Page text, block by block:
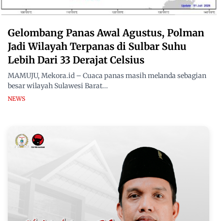
Gelombang Panas Awal Agustus, Polman
Jadi Wilayah Terpanas di Sulbar Suhu
Lebih Dari 33 Derajat Celsius
MAMUJU, Mekora.id – Cuaca panas masih melanda sebagian
besar wilayah Sulawesi Barat...
NEWS